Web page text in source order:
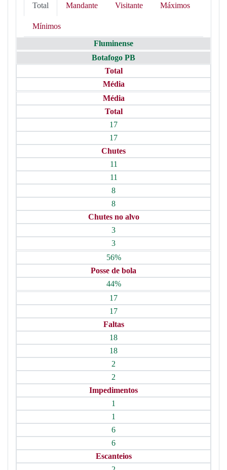
Total Mandante Visitante Máximos
Mínimos
Fluminense
Botafogo PB
Total
Média
Média
Total
17
17
Chutes
11
11
8
8
Chutes no alvo
3
3
56%
Posse de bola
44%
17
17
Faltas
18
18
2
2
Impedimentos
1
1
6
6
Escanteios